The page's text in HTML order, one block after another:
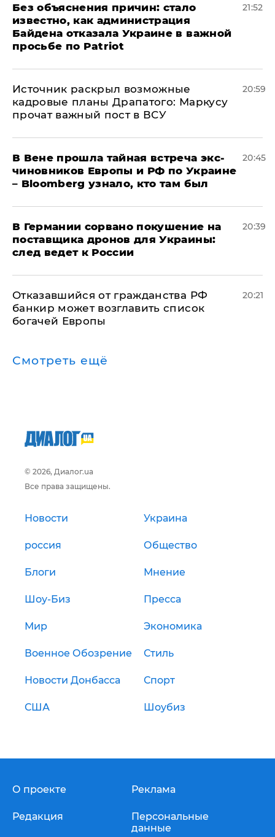
Без объяснения причин: стало
известно, как администрация
Байдена отказала Украине в важной
просьбе по Patriot
21:52
​Источник раскрыл возможные
кадровые планы Драпатого: Маркусу
прочат важный пост в ВСУ
20:59
В Вене прошла тайная встреча экс-
чиновников Европы и РФ по Украине
– Bloomberg узнало, кто там был
20:45
​В Германии сорвано покушение на
поставщика дронов для Украины:
след ведет к России
20:39
Отказавшийся от гражданства РФ
банкир может возглавить список
богачей Европы
20:21
Смотреть ещё
© 2026, Диалог.ua
Все права защищены.
Новости Украина
россия Общество
Блоги Мнение
Шоу-Биз Пресса
Мир Экономика
Военное Обозрение Стиль
Новости Донбасса Спорт
США Шоубиз
О проекте
Редакция
Реклама
Персональные
данные